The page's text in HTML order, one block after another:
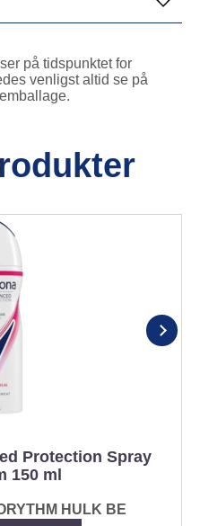
på tidspunktet for
venligst altid se på
Protection Spray
150 ml
HULK BE